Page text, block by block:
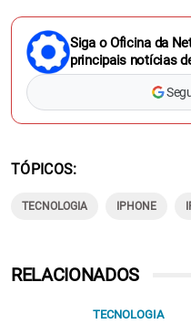
Siga o Oficina da
principais notícias
TÓPICOS
TECNOLOGIA IPHONE
RELACIONADOS
TECNOLOGIA